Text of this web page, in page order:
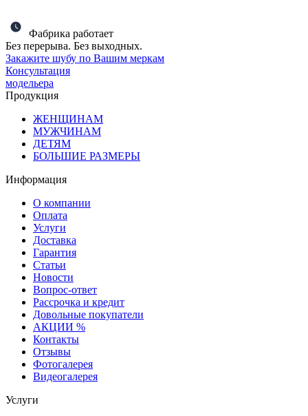
Фабрика работает
Без перерыва. Без выходных.
Закажите шубу по Вашим меркам
Консультация
модельера
Продукция
ЖЕНЩИНАМ
МУЖЧИНАМ
ДЕТЯМ
БОЛЬШИЕ РАЗМЕРЫ
Информация
О компании
Оплата
Услуги
Доставка
Гарантия
Статьи
Новости
Вопрос-ответ
Рассрочка и кредит
Довольные покупатели
АКЦИИ %
Контакты
Отзывы
Фотогалерея
Видеогалерея
Услуги